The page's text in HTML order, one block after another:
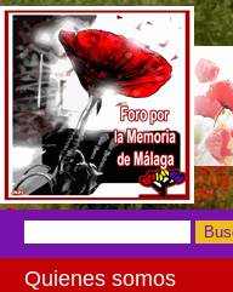
Quienes somos